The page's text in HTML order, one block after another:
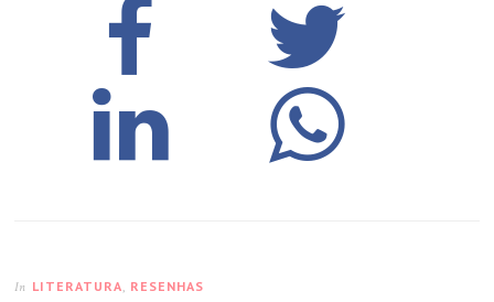
In LITERATURA, RESENHAS